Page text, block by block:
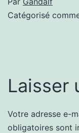
Catégorisé
Laisser
Votre adresse e-
obligatoires sont